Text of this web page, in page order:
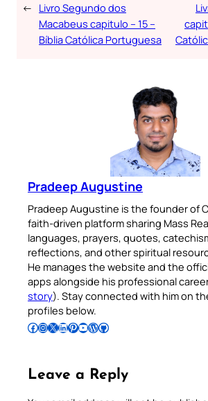
← Livro Segundo dos
Macabeus capitulo – 15 –
Bíblia Católica Portuguesa
Pradeep Augustine
Pradeep Augustine is the founder of
faith-driven platform sharing Mass
languages, prayers, quotes,
reflections, and other spiritual
He manages the website and the
apps alongside his professional
story). Stay connected with him on
profiles below.
Follow Pradeep on Facebook Follow Pradeep on InstagramFollow Pradeep on X Follow Pradeep on LinkedIn Follow Pradeep on Pinterest Subscribe to Pradeep’s Youtube Channel Follow Pradeep on WordPress Follow Pradeep on GitHub
Leave a Reply